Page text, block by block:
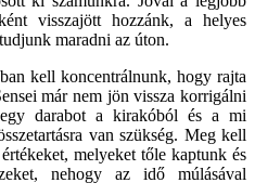
visszajött hozzánk, a helyes
maradni az úton.
kell koncentrálnunk, hogy rajta
már nem jön vissza korrigálni
darabot a kirakóból és a mi
van szükség. Meg kell
melyeket tőle kaptunk és
nehogy az idő múlásával